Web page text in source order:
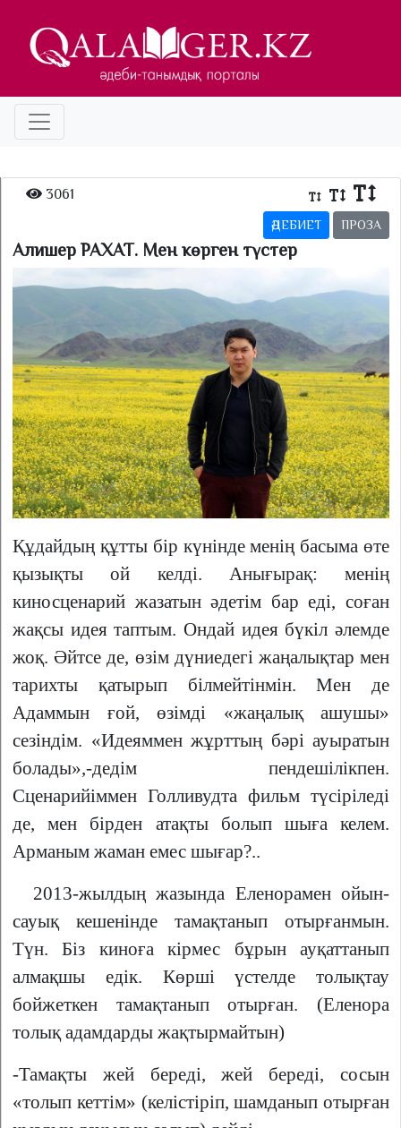
3061
ӘДЕБИЕТ ПРОЗА
Алишер РАХАТ. Мен көрген түстер
Құдайдың құтты бір күнінде менің басыма өте
қызықты ой келді. Анығырақ: менің
киносценарий жазатын әдетім бар еді, соған
жақсы идея таптым. Ондай идея бүкіл әлемде
жоқ. Әйтсе де, өзім дүниедегі жаңалықтар мен
тарихты қатырып білмейтінмін. Мен де
Адаммын ғой, өзімді «жаңалық ашушы»
сезіндім. «Идеяммен жұрттың бәрі ауыратын
болады»,-дедім пендешілікпен.
Сценарийіммен Голливудта фильм түсіріледі
де, мен бірден атақты болып шыға келем.
Арманым жаман емес шығар?..
2013-жылдың жазында Еленорамен ойын-
сауық кешенінде тамақтанып отырғанмын.
Түн. Біз киноға кірмес бұрын ауқаттанып
алмақшы едік. Көрші үстелде толықтау
бойжеткен тамақтанып отырған. (Еленора
толық адамдарды жақтырмайтын)
-Тамақты жей береді, жей береді, сосын
«толып кеттім» (келістіріп, шамданып отырған